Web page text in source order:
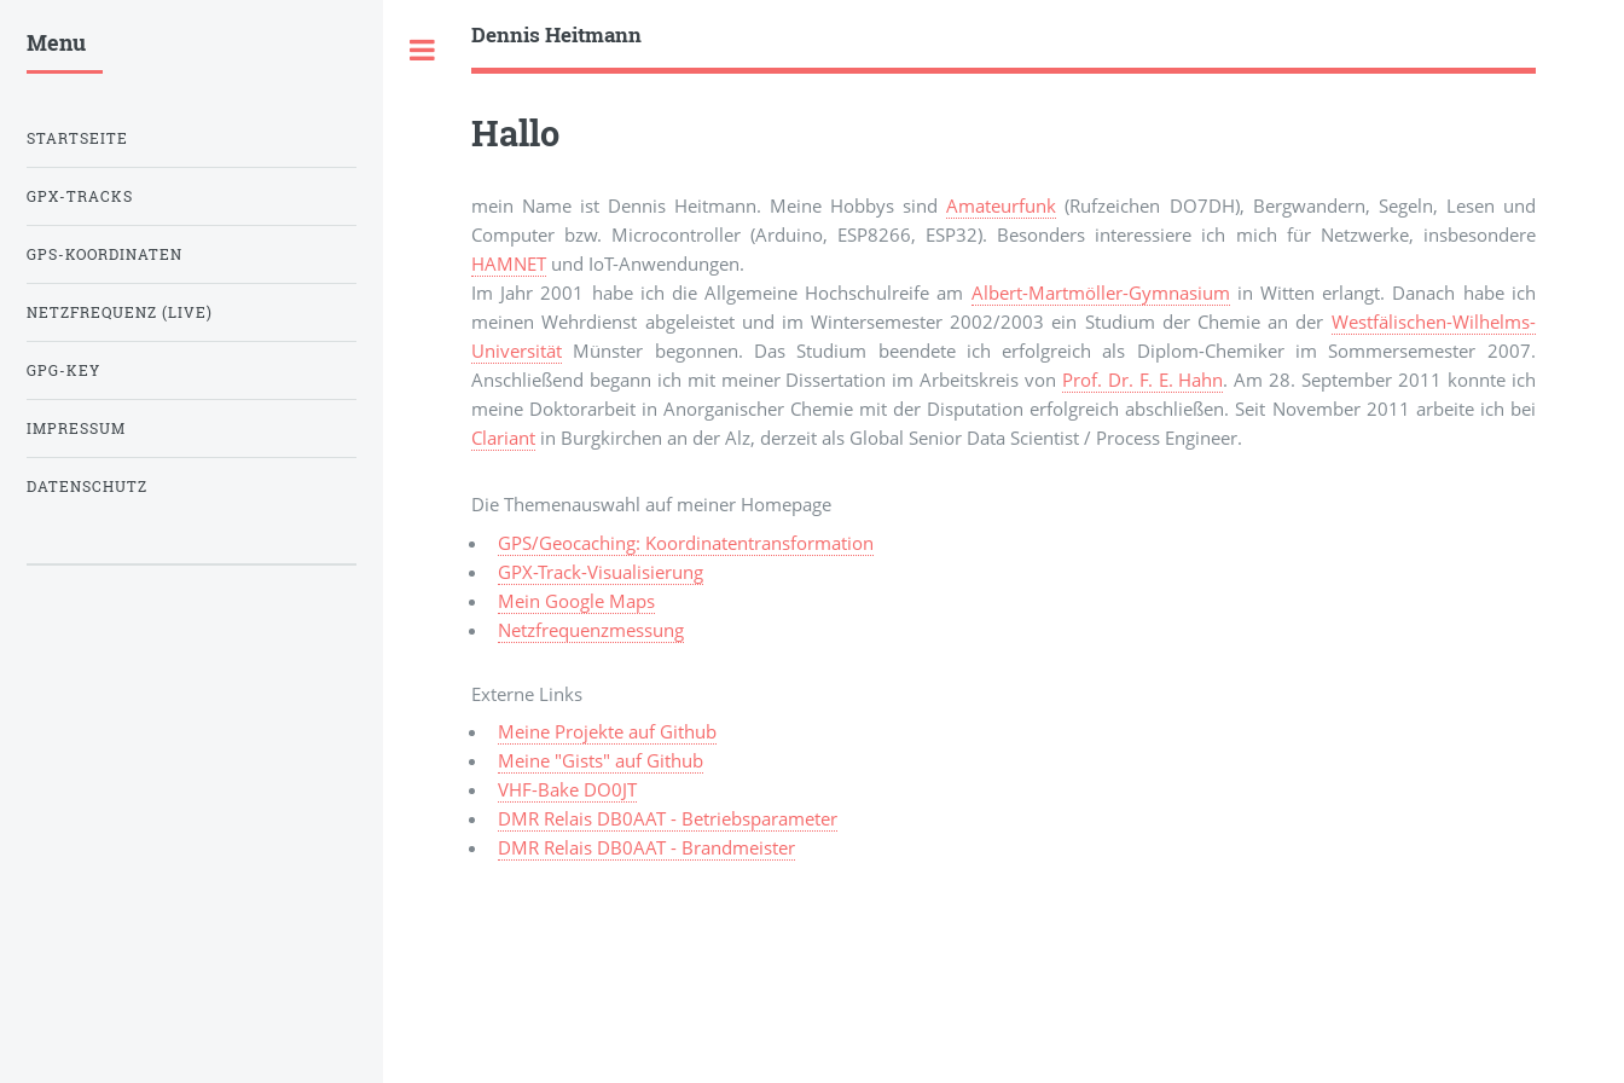
Dennis Heitmann
Hallo
mein Name ist Dennis Heitmann. Meine Hobbys sindAmateurfunk (Rufzeichen DO7DH), Bergwandern, Segeln, Lesen und
Computer bzw. Microcontroller (Arduino, ESP8266, ESP32). Besonders interessiere ich mich für Netzwerke, insbesondere
HAMNETund IoT-Anwendungen.
Im Jahr 2001 habe ich die Allgemeine Hochschulreife am Albert-Martmöller-Gymnasium in Witten erlangt. Danach habe ich
meinen Wehrdienst abgeleistet und im Wintersemester 2002/2003 ein Studium der Chemie an der Westfälischen-Wilhelms-
Universität Münster begonnen. Das Studium beendete ich erfolgreich als Diplom-Chemiker im Sommersemester 2007.
Anschließend begann ich mit meiner Dissertation im Arbeitskreis von Prof. Dr. F. E. Hahn. Am 28. September 2011 konnte ich
meine Doktorarbeit in Anorganischer Chemie mit der Disputation erfolgreich abschließen. Seit November 2011 arbeite ich bei
Clariant in Burgkirchen an der Alz, derzeit als Global Senior Data Scientist / Process Engineer.
Die Themenauswahl auf meiner Homepage
GPS/Geocaching: Koordinatentransformation
GPX-Track-Visualisierung
Mein Google Maps
Netzfrequenzmessung
Externe Links
Meine Projekte auf Github
Meine "Gists" auf Github
VHF-Bake DO0JT
DMR Relais DB0AAT - Betriebsparameter
DMR Relais DB0AAT - Brandmeister
Menu
STARTSEITE
GPX-TRACKS
GPS-KOORDINATEN
NETZFREQUENZ (LIVE)
GPG-KEY
IMPRESSUM
DATENSCHUTZ
Toggle